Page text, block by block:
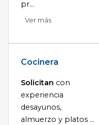
pr...
Ver más
Cocinera
Solicitan con
experiencia
desayunos,
almuerzo y platos ...